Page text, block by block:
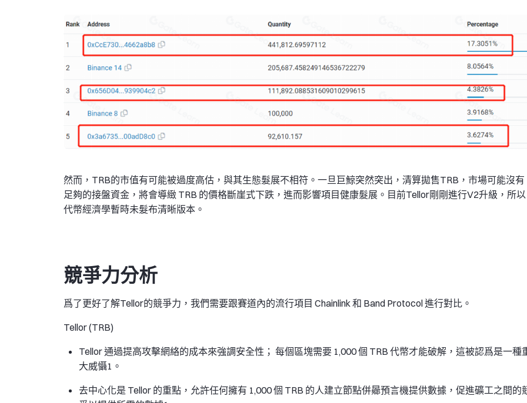
然而，TRB的市值有可能被過度高估，與其生態髮展不相符。一旦巨鯨突然突出，清算拋售TRB，市場可能沒有
足夠的接盤資金，將會導緻 TRB 的價格斷崖式下跌，進而影響項目健康髮展。目前Tellor剛剛進行V2升級，所以
代幣經濟學暫時未髮布清晰版本。
競爭力分析
爲了更好了解Tellor的競爭力，我們需要跟賽道內的流行項目 Chainlink 和 Band Protocol 進行對比。
Tellor (TRB)
Tellor 通過提高攻擊網絡的成本來強調安全性； 每個區塊需要 1,000 個 TRB 代幣才能破解，這被認爲是一種
大威懾​1。
去中心化是 Tellor 的重點，允許任何擁有 1,000 個 TRB 的人建立節點併曏預言機提供數據，促進礦工之間的